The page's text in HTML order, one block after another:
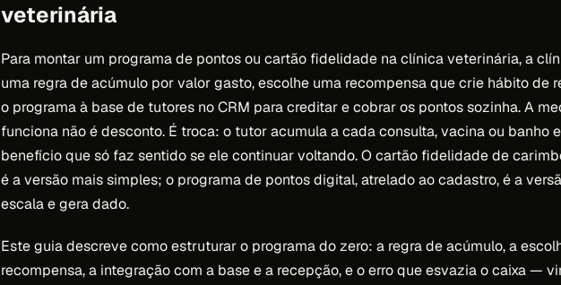
veterinária
Para montar um programa de pontos ou cartão fidelidade na clínica veterinária, a
uma regra de acúmulo por valor gasto, escolhe uma recompensa que crie hábito de
o programa à base de tutores no CRM para creditar e cobrar os pontos sozinha. A
funciona não é desconto. É troca: o tutor acumula a cada consulta, vacina ou banho
benefício que só faz sentido se ele continuar voltando. O cartão fidelidade de
é a versão mais simples; o programa de pontos digital, atrelado ao cadastro, é a
escala e gera dado.
Este guia descreve como estruturar o programa do zero: a regra de acúmulo, a
recompensa, a integração com a base e a recepção, e o erro que esvazia o caixa —